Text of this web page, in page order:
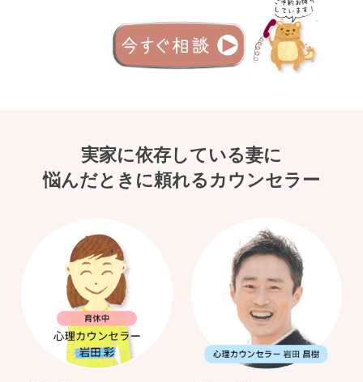
実家に依存している妻に
悩んだときに頼れるカウンセラー